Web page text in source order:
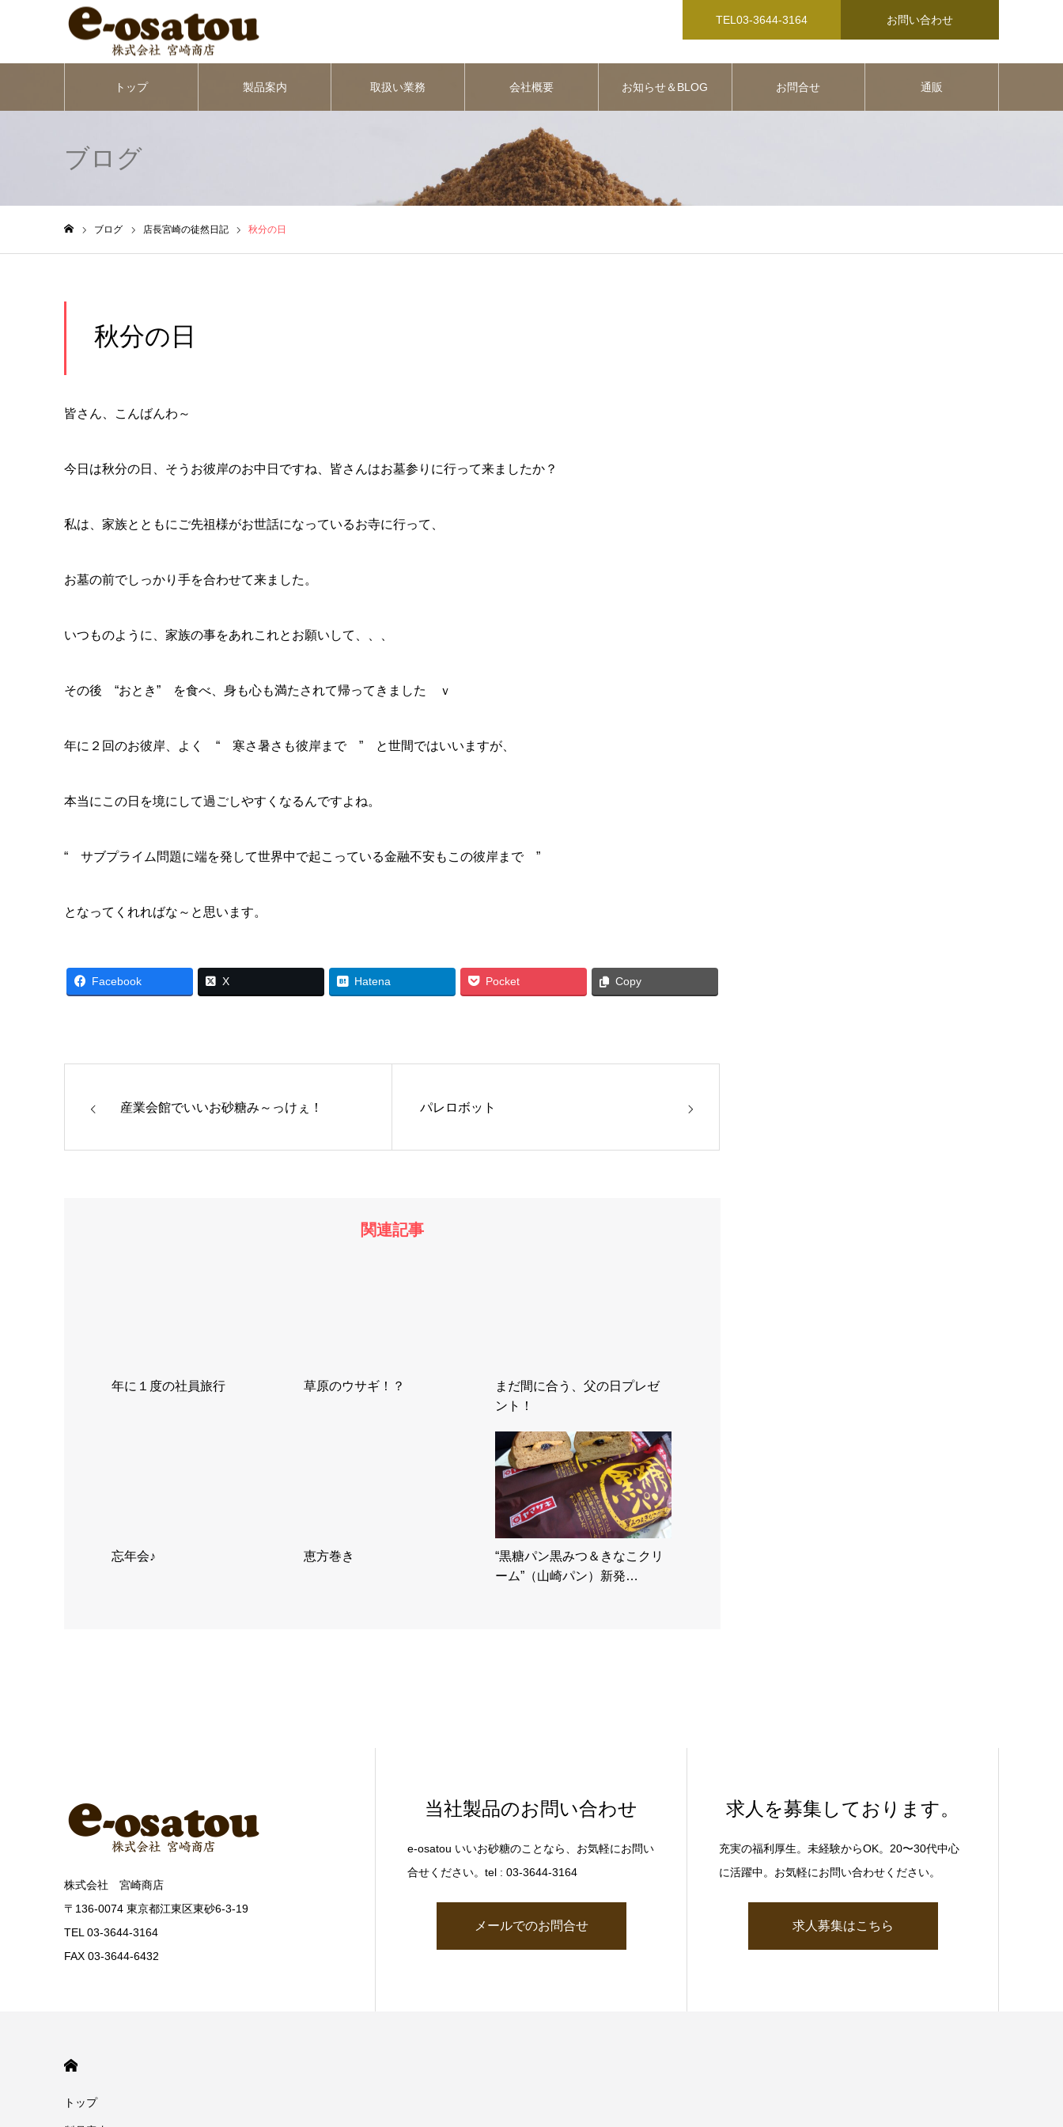
TEL03-3644-3164 お問い合わせ
トップ 製品案内 取扱い業務 会社概要 お知らせ＆BLOG お問合せ 通販
ブログ
ブログ 店長宮崎の徒然日記 秋分の日
秋分の日
皆さん、こんばんわ～
今日は秋分の日、そうお彼岸のお中日ですね、皆さんはお墓参りに行って来ましたか？
私は、家族とともにご先祖様がお世話になっているお寺に行って、
お墓の前でしっかり手を合わせて来ました。
いつものように、家族の事をあれこれとお願いして、、、
その後 “おとき” を食べ、身も心も満たされて帰ってきました ｖ
年に２回のお彼岸、よく “ 寒さ暑さも彼岸まで ” と世間ではいいますが、
本当にこの日を境にして過ごしやすくなるんですよね。
“ サブプライム問題に端を発して世界中で起こっている金融不安もこの彼岸まで ”
となってくれればな～と思います。
Facebook X Hatena Pocket Copy
産業会館でいいお砂糖み～っけぇ！ パレロボット
関連記事
年に１度の社員旅行 草原のウサギ！？
まだ間に合う、父の日プレゼ
ント！
忘年会♪ 恵方巻き
“黒糖パン黒みつ＆きなこクリ
ーム”（山崎パン）新発…
株式会社 宮崎商店
〒136-0074 東京都江東区東砂6-3-19
TEL 03-3644-3164
FAX 03-3644-6432
当社製品のお問い合わせ
e-osatou いいお砂糖のことなら、お気軽にお問い
合せください。tel : 03-3644-3164
メールでのお問合せ
求人を募集しております。
充実の福利厚生。未経験からOK。20〜30代中心
に活躍中。お気軽にお問い合わせください。
求人募集はこちら
トップ